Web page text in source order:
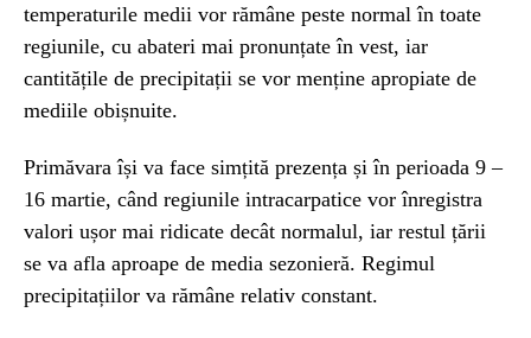
temperaturile medii vor rămâne peste normal în toate
regiunile, cu abateri mai pronunțate în vest, iar
cantitățile de precipitații se vor menține apropiate de
mediile obișnuite.
Primăvara își va face simțită prezența și în perioada 9 –
16 martie, când regiunile intracarpatice vor înregistra
valori ușor mai ridicate decât normalul, iar restul țării
se va afla aproape de media sezonieră. Regimul
precipitațiilor va rămâne relativ constant.